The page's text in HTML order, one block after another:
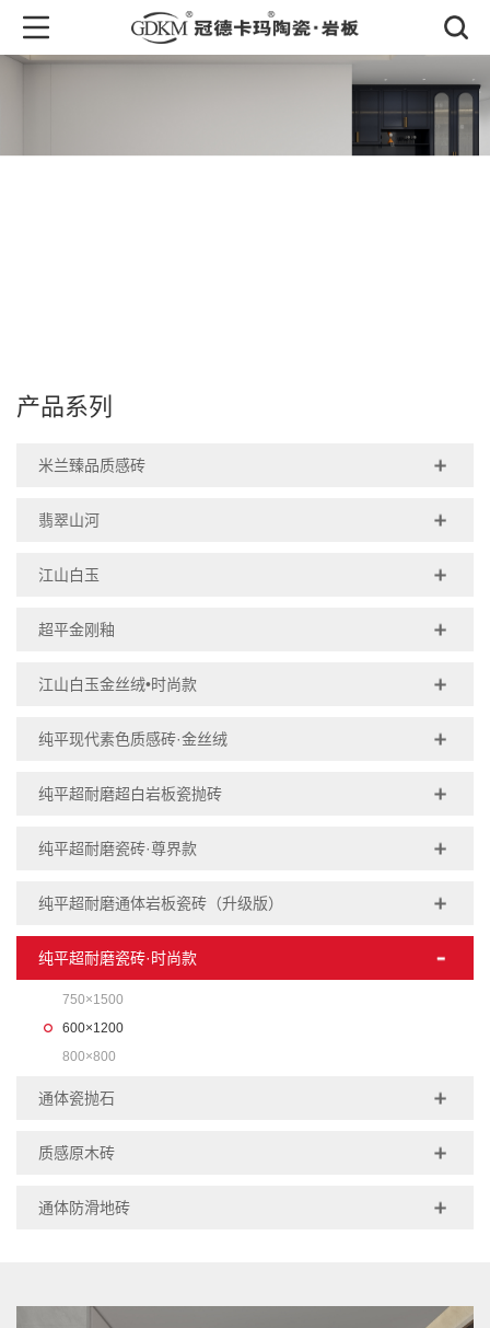
产品系列
米兰臻品质感砖
翡翠山河
江山白玉
超平金刚釉
江山白玉金丝绒•时尚款
纯平现代素色质感砖·金丝绒
纯平超耐磨超白岩板瓷抛砖
纯平超耐磨瓷砖·尊界款
纯平超耐磨通体岩板瓷砖（升级版）
纯平超耐磨瓷砖·时尚款
750×1500
600×1200
800×800
通体瓷抛石
质感原木砖
通体防滑地砖